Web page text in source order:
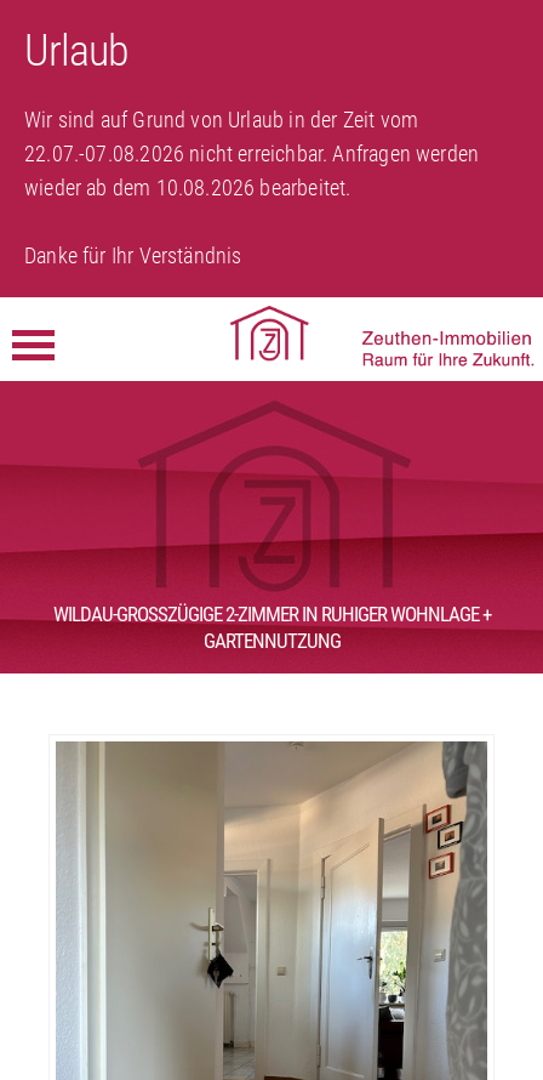
Urlaub
Wir sind auf Grund von Urlaub in der Zeit vom
22.07.-07.08.2026 nicht erreichbar. Anfragen werden
wieder ab dem 10.08.2026 bearbeitet.
Danke für Ihr Verständnis
WILDAU-GROSSZÜGIGE 2-ZIMMER IN RUHIGER WOHNLAGE + G
ARTENNUTZUNG